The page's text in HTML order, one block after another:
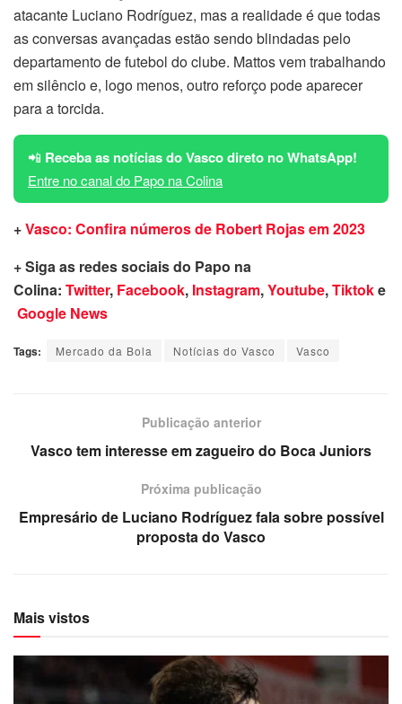
atacante Luciano Rodríguez, mas a realidade é que todas
as conversas avançadas estão sendo blindadas pelo
departamento de futebol do clube. Mattos vem trabalhando
em silêncio e, logo menos, outro reforço pode aparecer
para a torcida.
📲 Receba as notícias do Vasco direto no WhatsApp!
Entre no canal do Papo na Colina
+Vasco: Confira números de Robert Rojas em 2023
+ Siga as redes sociais do Papo na
Colina: Twitter, Facebook, Instagram,Youtube,Tiktoke
Google News
Tags: Mercado da Bola Notícias do Vasco Vasco
Publicação anterior
Vasco tem interesse em zagueiro do Boca Juniors
Próxima publicação
Empresário de Luciano Rodríguez fala sobre possível
proposta do Vasco
Mais vistos